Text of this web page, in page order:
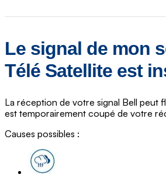
Le signal de mon
Télé Satellite est
La réception de votre signal Bell peut
est temporairement coupé de votre
Causes possibles :